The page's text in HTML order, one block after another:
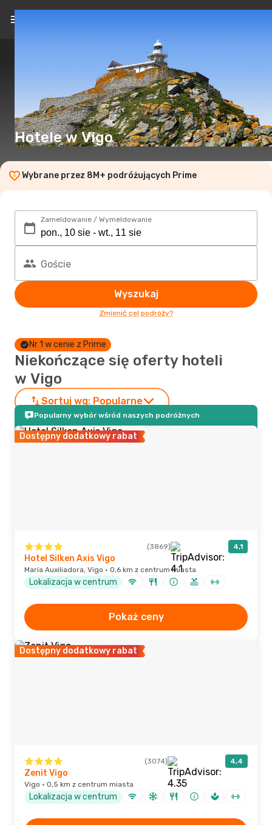
Hotele w Vigo
Wybrane przez 8M+ podróżujących Prime
Zameldowanie / Wymeldowanie
Goście
Wyszukaj
Zmienić cel podróży?
Nr 1 w cenie z Prime
Niekończące się oferty hoteli
w Vigo
Sortuj wg: Popularne
Popularny wybór wśród naszych podróżnych
Dostępny dodatkowy rabat
(3869) 4,1
Hotel Silken Axis Vigo
María Auxiliadora, Vigo · 0,6 km z centrum miasta
Lokalizacja w centrum
Pokaż ceny
Dostępny dodatkowy rabat
(3074) 4,4
Zenit Vigo
Vigo · 0,5 km z centrum miasta
Lokalizacja w centrum